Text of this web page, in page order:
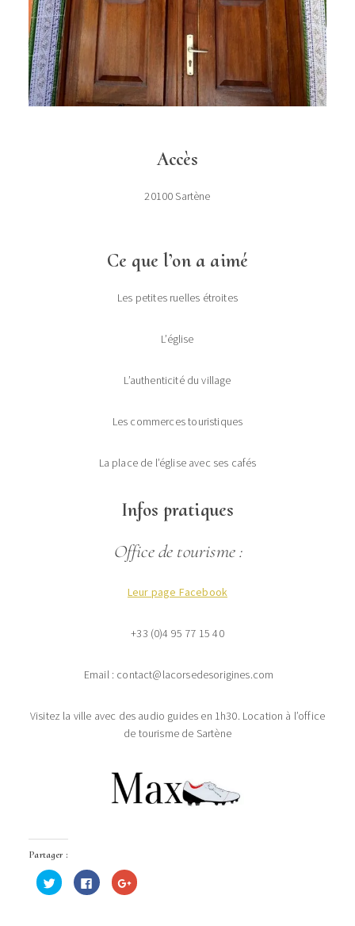
Accès
20100 Sartène
Ce que l’on a aimé
Les petites ruelles étroites
L’église
L’authenticité du village
Les commerces touristiques
La place de l’église avec ses cafés
Infos pratiques
Office de tourisme :
Leur page Facebook
+33 (0)4 95 77 15 40
Email : contact@lacorsedesorigines.com
Visitez la ville avec des audio guides en 1h30. Location à l’office
de tourisme de Sartène
Partager :
Cliquez
pour
partager
Cliquez
pour
partager
Cliquez
pour